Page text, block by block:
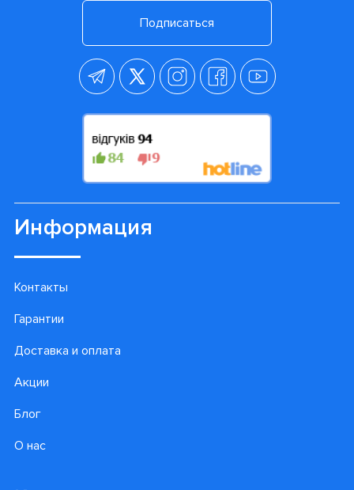
Подписаться
Информация
Контакты
Гарантии
Доставка и оплата
Акции
Блог
О нас